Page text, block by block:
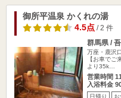
御所平温泉 かくれの湯
4.5点/ 2 件
群馬県 /
万座・鹿沢
【お車でご
より35k…
営業時間
入浴料金
日帰り